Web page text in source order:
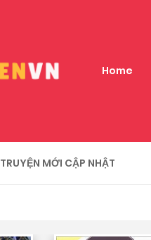
Home
TRUYỆN MỚI CẬP NHẬT